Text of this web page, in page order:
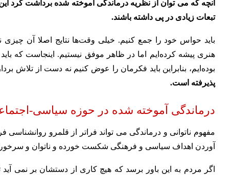
آنچه که می توان از نظریه درماندگی آموخته شده برداشت کرد
تبعات زیادی در پی داشته باشند.
باید حواس خود را جمع کنیم. خیلی وقت‌ها نتایج اصلا آن چیزی
هنری پیشه کرده‌ایم اما در ظاهر موفق نیستیم. اینجاست که باید
بوده‌ایم، بنابراین باید فکرمان را عوض کنیم نه دست از تلاش
پذیرفته است.
درماندگی آموخته شده در حوزه سیاسی-
مفهوم ناتوانی و درماندگی می تواند فراتر از قلمرو روانشناسی
آوردن اهداف سیاسی و فرهنگی شکست خورده و ناتوان و
اگر مردم به این باور برسد که هیچ کاری از دستشان بر نمی آید